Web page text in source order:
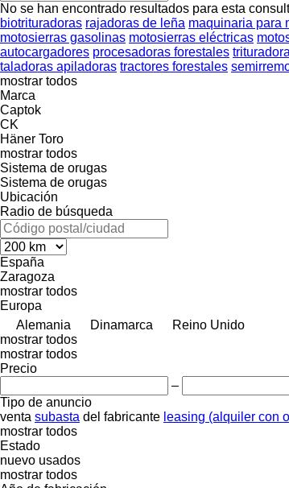
No se han encontrado resultados para esta
biotrituradoras rajadoras de leña maquinaria para
motosierras gasolinas motosierras eléctricas
autocargadores procesadoras forestales
taladoras apiladoras tractores forestales
mostrar todos
Marca
Captok
CK
Häner Toro
mostrar todos
Sistema de orugas
Sistema de orugas
Ubicación
Radio de búsqueda
España
Zaragoza
mostrar todos
Europa
Alemania
Dinamarca
Reino Unido
mostrar todos
mostrar todos
Precio
–
Tipo de anuncio
venta subasta del fabricante leasing (alquiler con
mostrar todos
Estado
nuevo usados
mostrar todos